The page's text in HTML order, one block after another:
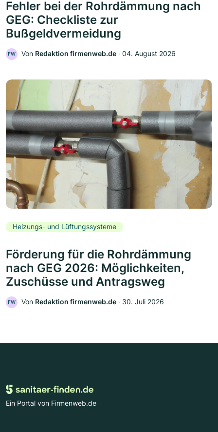
Fehler bei der Rohrdämmung nach
GEG: Checkliste zur
Bußgeldvermeidung
FW Von Redaktion firmenweb.de ‧ 04. August 2026
Heizungs- und Lüftungssysteme
Förderung für die Rohrdämmung
nach GEG 2026: Möglichkeiten,
Zuschüsse und Antragsweg
FW Von Redaktion firmenweb.de ‧ 30. Juli 2026
Ein Portal von Firmenweb.de